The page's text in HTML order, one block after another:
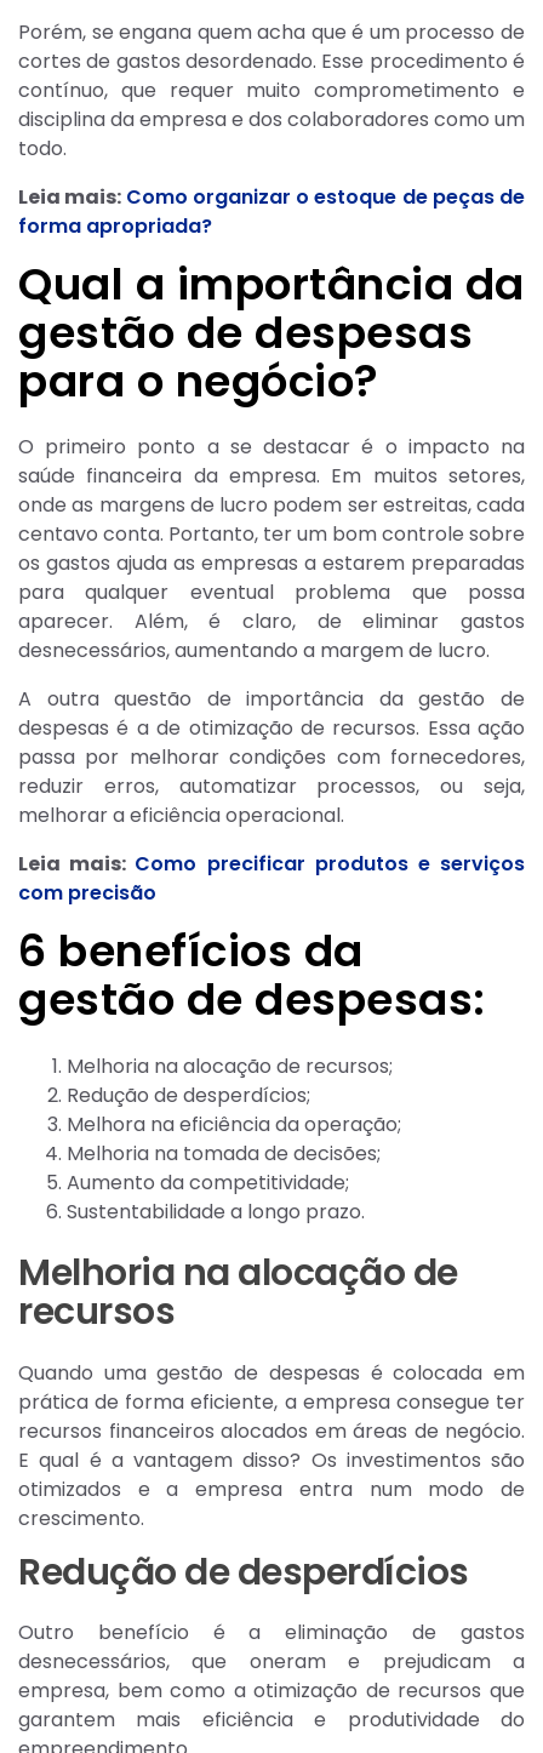
Porém, se engana quem acha que é um processo de
cortes de gastos desordenado. Esse procedimento é
contínuo, que requer muito comprometimento e
disciplina da empresa e dos colaboradores como um
todo.
Leia mais: Como organizar o estoque de peças de
forma apropriada?
Qual a importância da
gestão de despesas
para o negócio?
O primeiro ponto a se destacar é o impacto na
saúde financeira da empresa. Em muitos setores,
onde as margens de lucro podem ser estreitas, cada
centavo conta. Portanto, ter um bom controle sobre
os gastos ajuda as empresas a estarem preparadas
para qualquer eventual problema que possa
aparecer. Além, é claro, de eliminar gastos
desnecessários, aumentando a margem de lucro.
A outra questão de importância da gestão de
despesas é a de otimização de recursos. Essa ação
passa por melhorar condições com fornecedores,
reduzir erros, automatizar processos, ou seja,
melhorar a eficiência operacional.
Leia mais: Como precificar produtos e serviços
com precisão
6 benefícios da
gestão de despesas:
Melhoria na alocação de recursos;
Redução de desperdícios;
Melhora na eficiência da operação;
Melhoria na tomada de decisões;
Aumento da competitividade;
Sustentabilidade a longo prazo.
Melhoria na alocação de
recursos
Quando uma gestão de despesas é colocada em
prática de forma eficiente, a empresa consegue ter
recursos financeiros alocados em áreas de negócio.
E qual é a vantagem disso? Os investimentos são
otimizados e a empresa entra num modo de
crescimento.
Redução de desperdícios
Outro benefício é a eliminação de gastos
desnecessários, que oneram e prejudicam a
empresa, bem como a otimização de recursos que
garantem mais eficiência e produtividade do